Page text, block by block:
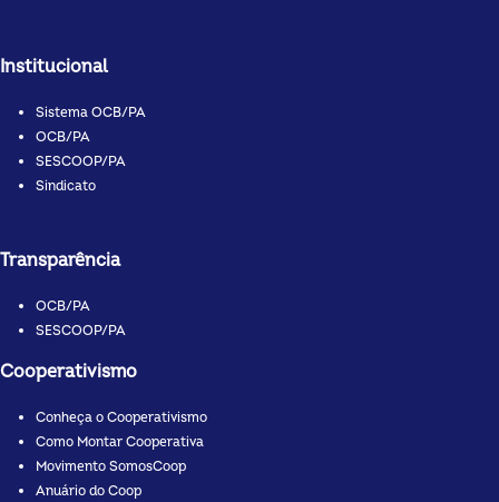
Institucional
Sistema OCB/PA
OCB/PA
SESCOOP/PA
Sindicato
Transparência
OCB/PA
SESCOOP/PA
Cooperativismo
Conheça o Cooperativismo
Como Montar Cooperativa
Movimento SomosCoop
Anuário do Coop